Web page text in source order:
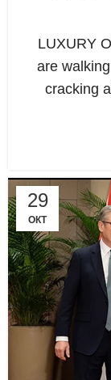
LUXURY
are
cracking
29
ОКТ